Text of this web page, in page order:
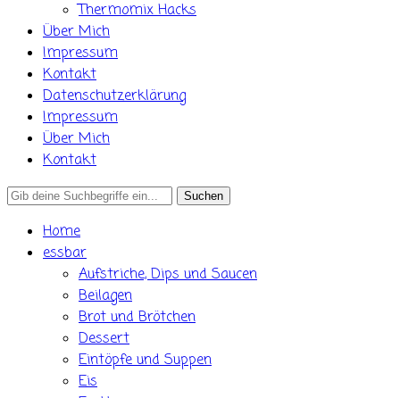
Thermomix Hacks
Über Mich
Impressum
Kontakt
Datenschutzerklärung
Impressum
Über Mich
Kontakt
Search
Home
essbar
Aufstriche, Dips und Saucen
Beilagen
Brot und Brötchen
Dessert
Eintöpfe und Suppen
Eis